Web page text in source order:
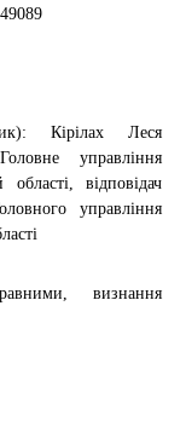
Кірілах Леся
управління
відповідач
управління
визнання